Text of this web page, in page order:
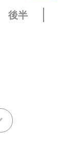
後半